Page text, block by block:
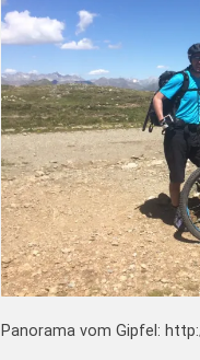
Panorama vom Gipfel: